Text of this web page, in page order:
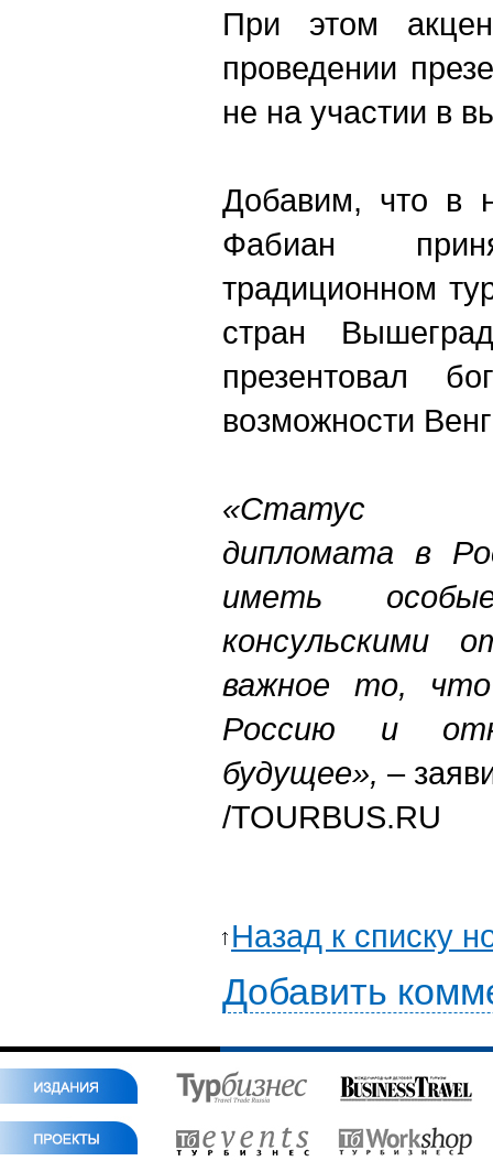
При этом
проведении
не на участии в
Добавим, что в
Фабиан
традиционном
стран
презентовал
возможности
«Статус
дипломата в
иметь
консульскими
важное то,
Россию и
будущее», –
/TOURBUS.RU
Назад к списку
Добавить